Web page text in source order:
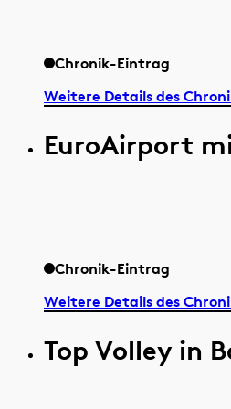
Chronik-Eintrag
Weitere Details des
EuroAirport
Chronik-Eintrag
Weitere Details des
Top Volley in